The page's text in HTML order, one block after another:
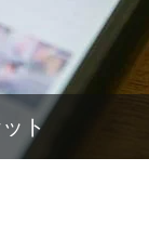
ト